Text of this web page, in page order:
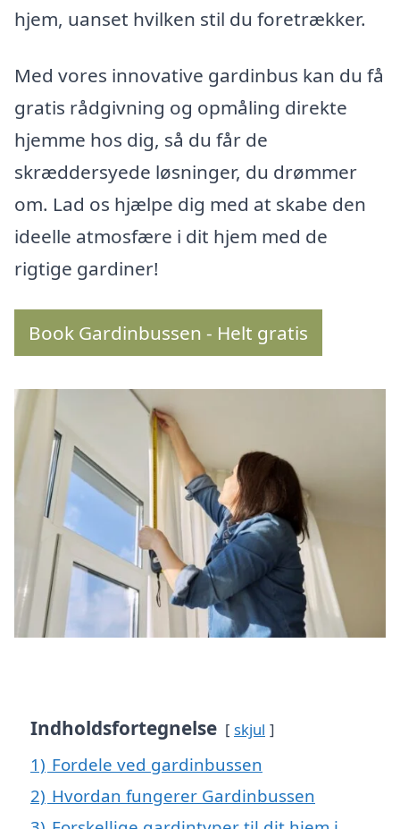
hjem, uanset hvilken stil du foretrækker.
Med vores innovative gardinbus kan du få
gratis rådgivning og opmåling direkte
hjemme hos dig, så du får de
skræddersyede løsninger, du drømmer
om. Lad os hjælpe dig med at skabe den
ideelle atmosfære i dit hjem med de
rigtige gardiner!
Book Gardinbussen - Helt gratis
Indholdsfortegnelse skjul
1) Fordele ved gardinbussen
2) Hvordan fungerer Gardinbussen